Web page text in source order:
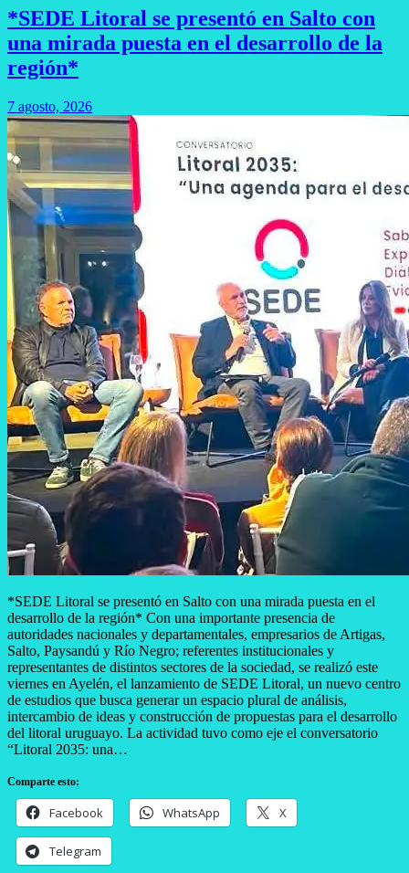
*SEDE Litoral se presentó en Salto con
una mirada puesta en el desarrollo de la
región*
7 agosto, 2026
*SEDE Litoral se presentó en Salto con una mirada puesta en el
desarrollo de la región* Con una importante presencia de
autoridades nacionales y departamentales, empresarios de Artigas,
Salto, Paysandú y Río Negro; referentes institucionales y
representantes de distintos sectores de la sociedad, se realizó este
viernes en Ayelén, el lanzamiento de SEDE Litoral, un nuevo centro
de estudios que busca generar un espacio plural de análisis,
intercambio de ideas y construcción de propuestas para el desarrollo
del litoral uruguayo. La actividad tuvo como eje el conversatorio
“Litoral 2035: una…
Comparte esto:
Facebook WhatsApp X
Telegram